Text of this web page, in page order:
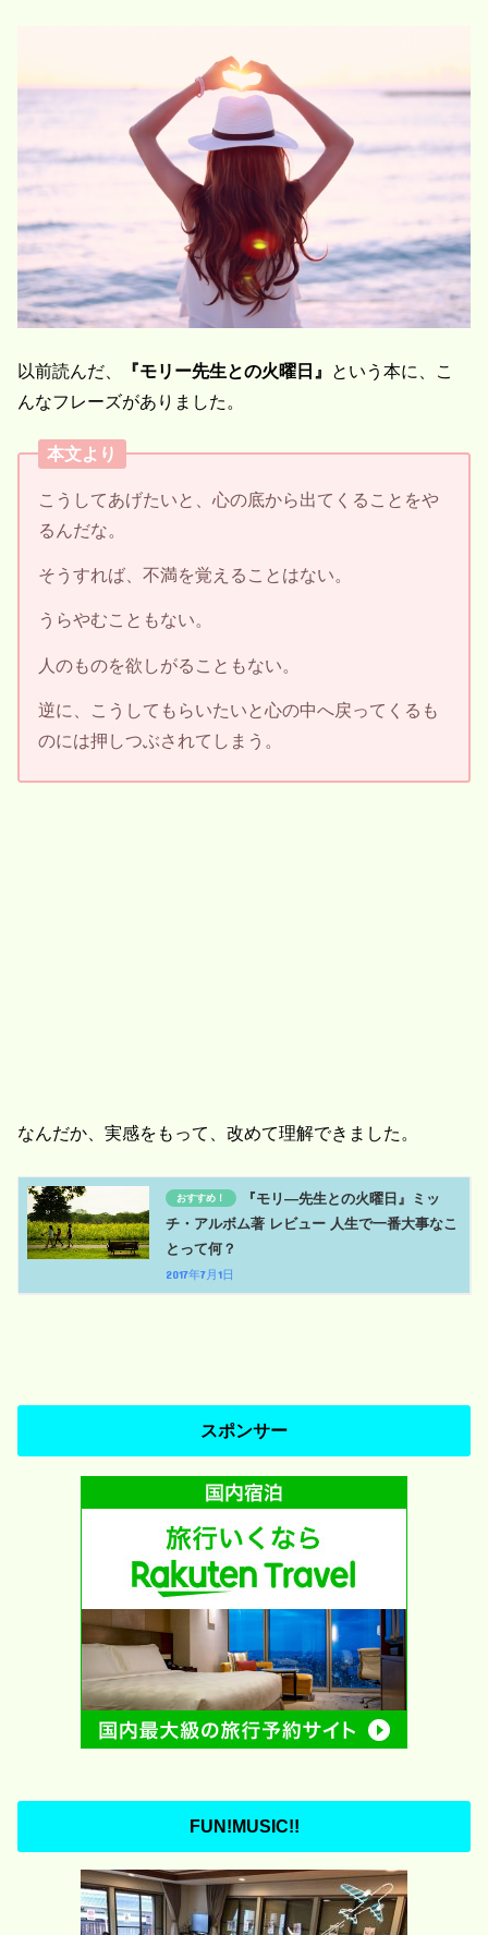
以前読んだ、 『モリー先生との火曜日』 という本に、こ
んなフレーズがありました。
本文より
こうしてあげたいと、心の底から出てくることをや
るんだな。
そうすれば、不満を覚えることはない。
うらやむこともない。
人のものを欲しがることもない。
逆に、こうしてもらいたいと心の中へ戻ってくるも
のには押しつぶされてしまう。
なんだか、実感をもって、改めて理解できました。
『モリ―先生との火曜日』ミッ
チ・アルボム著 レビュー 人生で一番大事なこ
とって何？
2017年7月1日
スポンサー
FUN!MUSIC!!